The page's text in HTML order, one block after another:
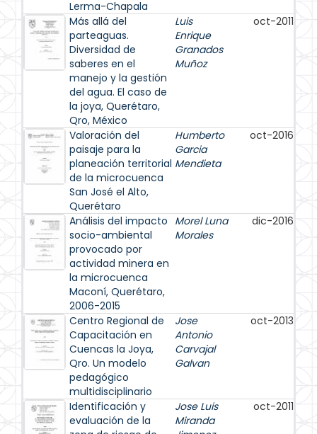
Lerma-Chapala
Más allá del
parteaguas.
Diversidad de
saberes en el
manejo y la gestión
del agua. El caso de
la joya, Querétaro,
Qro, México
Luis
Enrique
Granados
Muñoz
oct-2011
Valoración del
paisaje para la
planeación territorial
de la microcuenca
San José el Alto,
Querétaro
Humberto
Garcia
Mendieta
oct-2016
Análisis del impacto
socio-ambiental
provocado por
actividad minera en
la microcuenca
Maconí, Querétaro,
2006-2015
Morel Luna
Morales
dic-2016
Centro Regional de
Capacitación en
Cuencas la Joya,
Qro. Un modelo
pedagógico
multidisciplinario
Jose
Antonio
Carvajal
Galvan
oct-2013
Identificación y
evaluación de la
Jose Luis
Miranda
oct-2011